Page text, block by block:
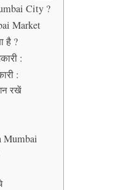
City ?
Market
है ?
:
:
रखें
Mumbai